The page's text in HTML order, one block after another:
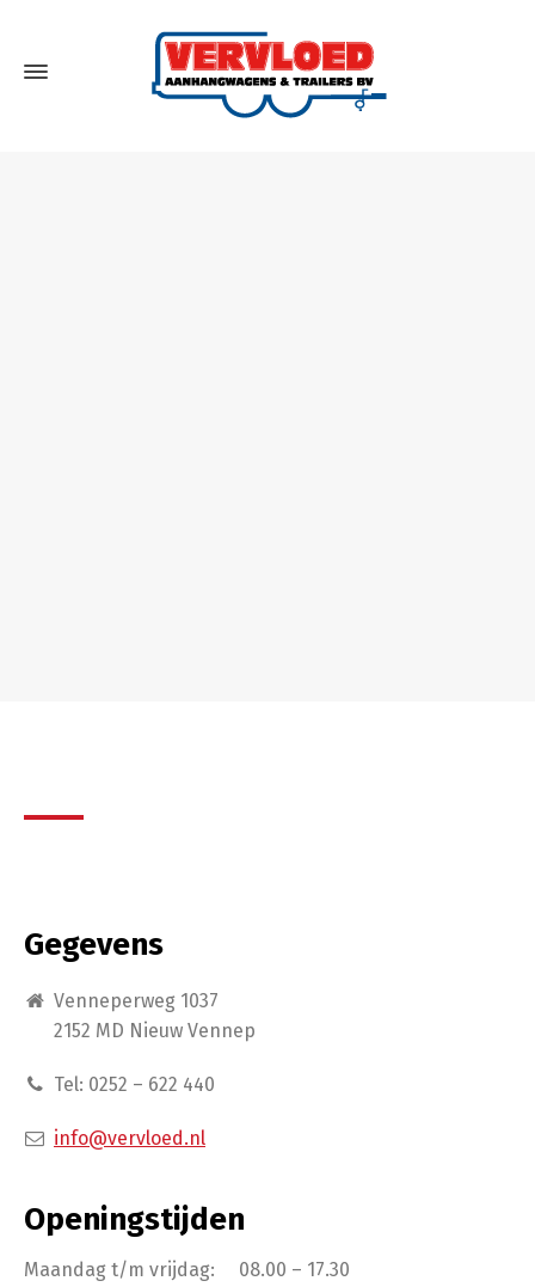
Gegevens
Venneperweg 1037
2152 MD Nieuw Vennep
Tel: 0252 – 622 440
info@vervloed.nl
Openingstijden
Maandag t/m vrijdag:
08.00 – 17.30